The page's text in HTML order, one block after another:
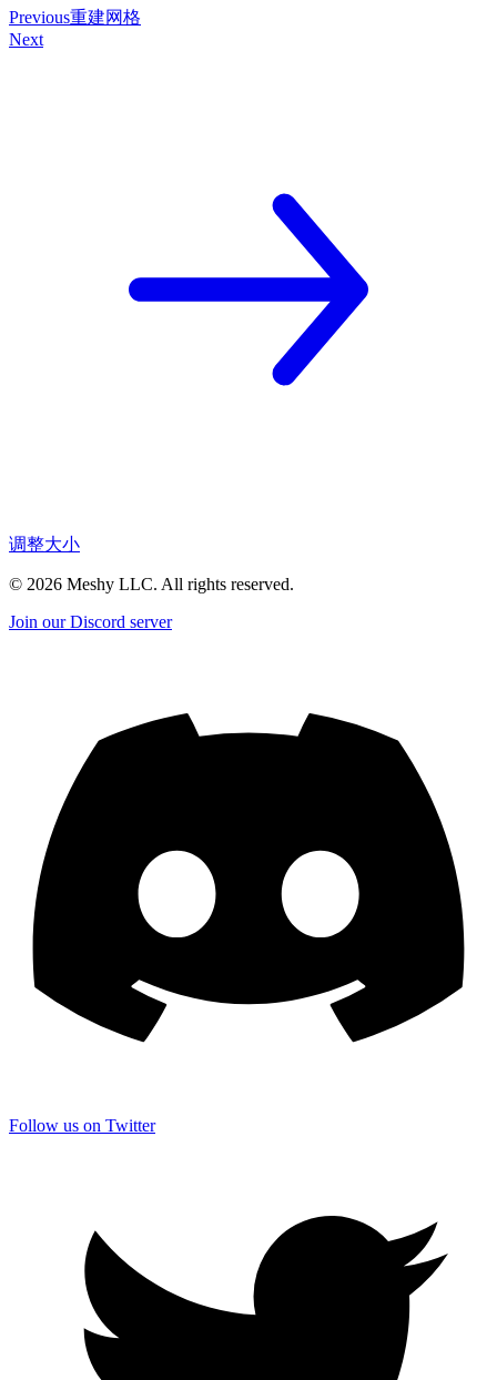
Previous重建网格
Next
调整大小
© 2026 Meshy LLC. All rights reserved.
Join our Discord server
Follow us on Twitter